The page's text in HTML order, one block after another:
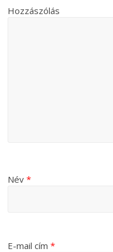
Hozzászólás
Név*
E-mail cím*